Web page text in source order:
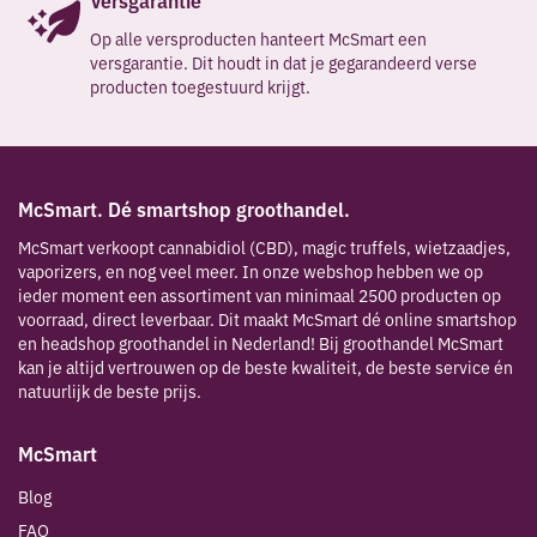
retailer en na het lezen van deze blog ook enthousiast geworden
over de Indian Element kruiden van McSmart? Meld je dan aan en
word reseller van de McSmart Magic Truffels.
je weten wat de verschillen zijn? McSmart is ervaren en heeft alle
kennis in huis over middelen voor de gezelligste feestjes en
festivals!Ben je retailer en na het lezen van deze blog ook
enthousiast geworden over de DNX Party Pills van McSmart? Meld
Op alle versproducten hanteert McSmart een
versgarantie. Dit houdt in dat je gegarandeerd verse
producten toegestuurd krijgt.
McSmart. Dé smartshop groothandel.
McSmart verkoopt cannabidiol (CBD), magic truffels, wietzaadjes,
vaporizers, en nog veel meer. In onze webshop hebben we op
ieder moment een assortiment van minimaal 2500 producten op
voorraad, direct leverbaar. Dit maakt McSmart dé online smartshop
en headshop groothandel in Nederland! Bij groothandel McSmart
kan je altijd vertrouwen op de beste kwaliteit, de beste service én
natuurlijk de beste prijs.
McSmart
Blog
FAQ